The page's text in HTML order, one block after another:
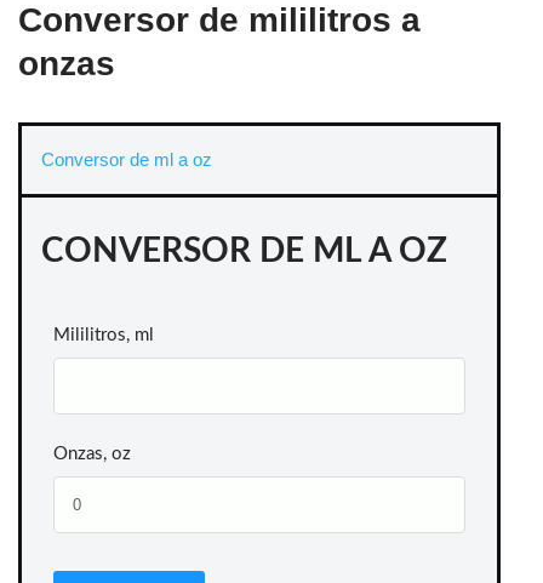
Conversor de mililitros a
onzas
Conversor de ml a oz
CONVERSOR DE ML A OZ
Mililitros, ml
Onzas, oz